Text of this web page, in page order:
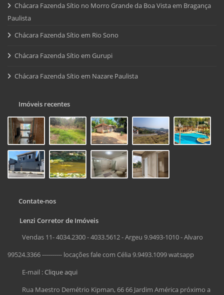
Chácara Fazenda Sítio no Morro Grande da Boa Vista em Bragança
Paulista
Chácara Fazenda Sítio em Rio Sono
Chácara Fazenda Sítio em Gurupi
Chácara Fazenda Sítio em Nazare Paulista
Imóveis recentes
Contate-nos
Lenzi Corretor de Imóveis
Vendas 11- 4034.2300 - 4033.5612 - Argeu 9.9493-1010 - Alvaro
99524.3366 ---------- locações fale com Célia 9.9493.1099 watsapp
E-mail :Clique aqui
Rua Maestro Demétrio Kipman, 66 66 Jardim América próximo a